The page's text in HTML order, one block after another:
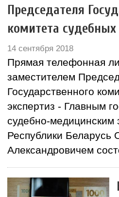
Председателя
комитета судебных
14 сентября 2018
Прямая телефонная
заместителем
Государственного
экспертиз - Главным
судебно-медицинским
Республики
Александровичем